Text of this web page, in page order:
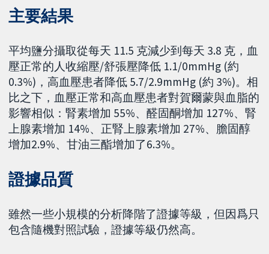
主要結果
平均鹽分攝取從每天 11.5 克減少到每天 3.8 克，血
壓正常的人收縮壓/舒張壓降低 1.1/0mmHg (約
0.3%)，高血壓患者降低 5.7/2.9mmHg (約 3%)。相
比之下，血壓正常和高血壓患者對賀爾蒙與血脂的
影響相似：腎素增加 55%、醛固酮增加 127%、腎
上腺素增加 14%、正腎上腺素增加 27%、膽固醇
增加2.9%、甘油三酯增加了6.3%。
證據品質
雖然一些小規模的分析降階了證據等級，但因爲只
包含隨機對照試驗，證據等級仍然高。